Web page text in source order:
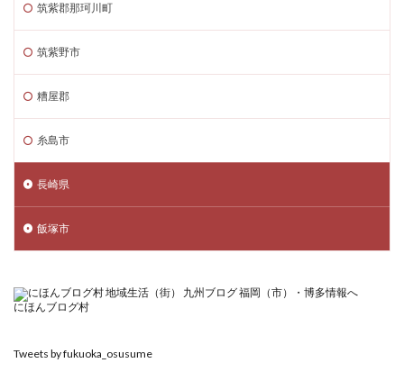
筑紫郡那珂川町
筑紫野市
糟屋郡
糸島市
長崎県
飯塚市
にほんブログ村
Tweets by fukuoka_osusume